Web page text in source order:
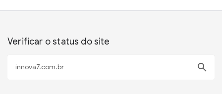
Verificar o status do site
search